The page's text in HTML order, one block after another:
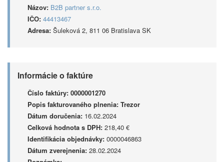
Názov: B2B partner s.r.o.
IČO: 44413467
Adresa: Šuleková 2, 811 06 Bratislava SK
Informácie o faktúre
Číslo faktúry: 0000001270
Popis fakturovaného plnenia: Trezor
Dátum doručenia: 16.02.2024
Celková hodnota s DPH: 218,40 €
Identifikácia objednávky: 0000046863
Dátum zverejnenia: 28.02.2024